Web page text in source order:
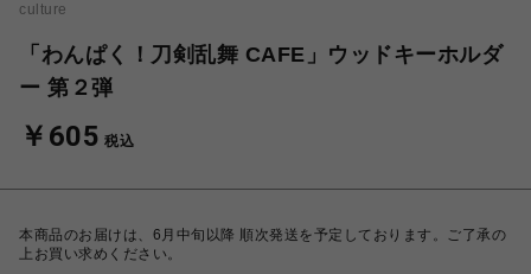
culture
「わんぱく！刀剣乱舞 CAFE」ウッドキーホルダ
ー 第２弾
￥605 税込
本商品のお届けは、6月中旬以降 順次発送を予定しております。ご了承の
上お買い求めください。